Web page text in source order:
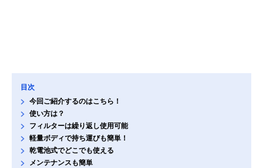
目次
今回ご紹介するのはこちら！
使い方は？
フィルターは繰り返し使用可能
軽量ボディで持ち運びも簡単！
乾電池式でどこでも使える
メンテナンスも簡単